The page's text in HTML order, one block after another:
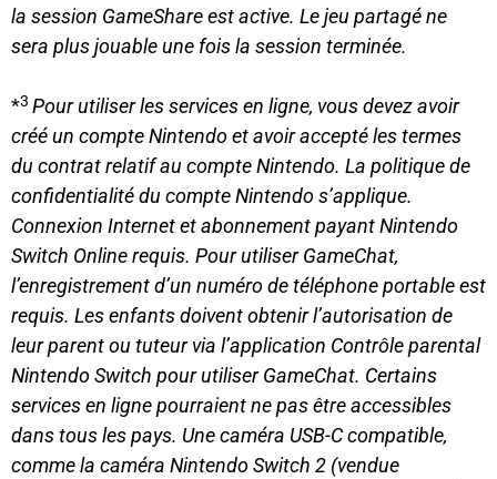
la session GameShare est active. Le jeu partagé ne
sera plus jouable une fois la session terminée.
*3 Pour utiliser les services en ligne, vous devez avoir
créé un compte Nintendo et avoir accepté les termes
du contrat relatif au compte Nintendo. La politique de
confidentialité du compte Nintendo s’applique.
Connexion Internet et abonnement payant Nintendo
Switch Online requis. Pour utiliser GameChat,
l’enregistrement d’un numéro de téléphone portable est
requis. Les enfants doivent obtenir l’autorisation de
leur parent ou tuteur via l’application Contrôle parental
Nintendo Switch pour utiliser GameChat. Certains
services en ligne pourraient ne pas être accessibles
dans tous les pays. Une caméra USB-C compatible,
comme la caméra Nintendo Switch 2 (vendue